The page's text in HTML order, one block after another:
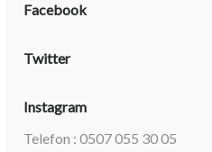
Facebook
Twitter
Instagram
Telefon : 0507 055 30 05